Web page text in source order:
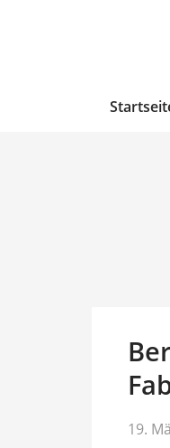
19.